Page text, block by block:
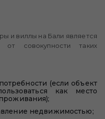
и виллы на Бали является
от совокупности таких
(если объект
как место
недвижимостью;